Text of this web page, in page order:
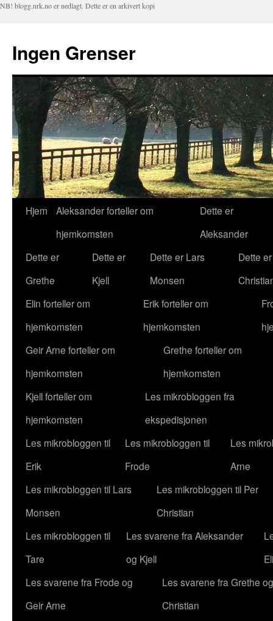
NB! blogg.nrk.no er nedlagt. Dette er en arkivert kopi
Ingen Grenser
Hopp
innhold
Hjem
Aleksander forteller om
hjemkomsten
Dette er
Aleksander
Dette er
Grethe
Dette er
Kjell
Dette er Lars
Monsen
Dette
Elin forteller om
hjemkomsten
Erik forteller om
hjemkomsten
Geir Arne forteller om
hjemkomsten
Grethe forteller om
hjemkomsten
Kjell forteller om
hjemkomsten
Les mikrobloggen fra
ekspedisjonen
Les mikrobloggen til
Erik
Les mikrobloggen til
Frode
Les
Arne
Les mikrobloggen til Lars
Monsen
Les mikrobloggen til Per
Christian
Les mikrobloggen til
Tare
Les svarene fra Aleksander
og Kjell
Les svarene fra Frode og
Geir Arne
Les svarene fra Grethe
Christian